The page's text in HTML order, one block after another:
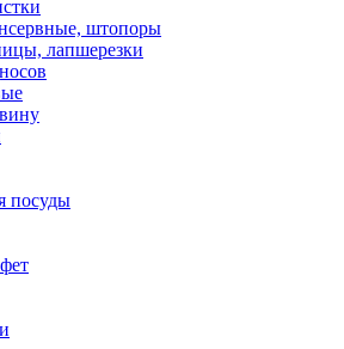
штопоры
лапшерезки
посуды